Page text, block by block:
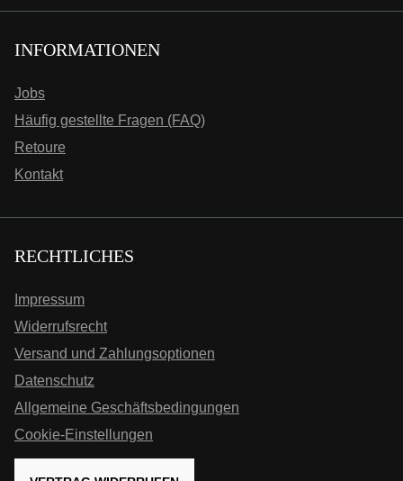
INFORMATIONEN
Jobs
Häufig gestellte Fragen (FAQ)
Retoure
Kontakt
RECHTLICHES
Impressum
Widerrufsrecht
Versand und Zahlungsoptionen
Datenschutz
Allgemeine Geschäftsbedingungen
Cookie-Einstellungen